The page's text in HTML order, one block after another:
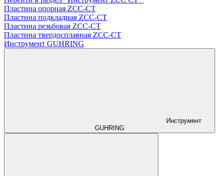
Пластина опорная ZCC-CT
Пластина подкладная ZCC-CT
Пластина резьбовая ZCC-CT
Пластина твердосплавная ZCC-CT
Инструмент GUHRING
Инструмент
GUHRING